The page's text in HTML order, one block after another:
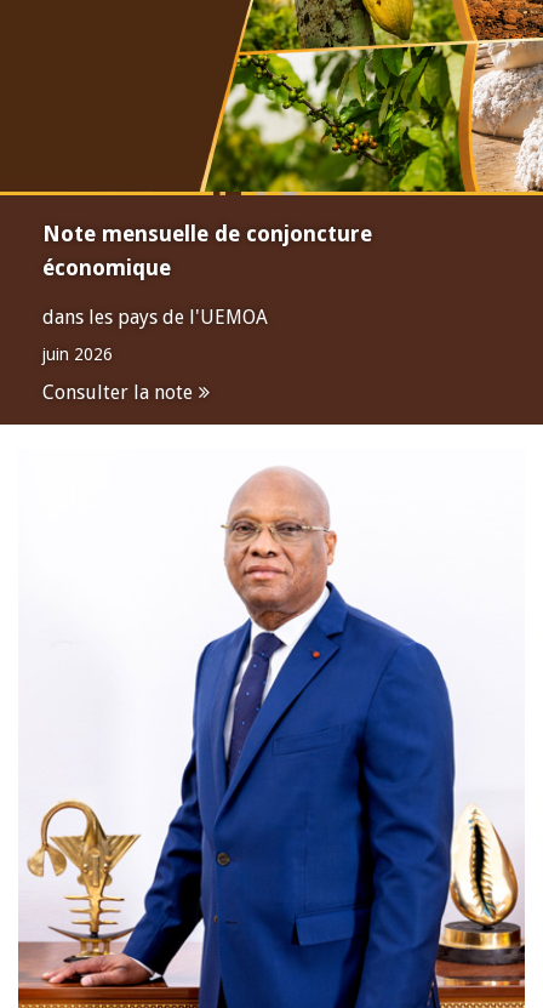
Note mensuelle de conjoncture
économique
dans les pays de l'UEMOA
juin 2026
Consulter la note